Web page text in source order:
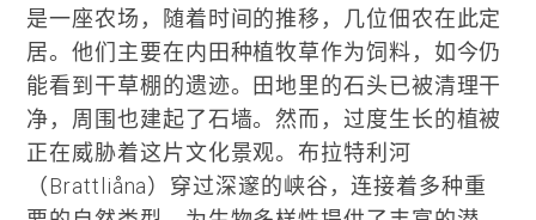
是一座农场，随着时间的推移，几位佃农在此定
居。他们主要在内田种植牧草作为饲料，如今仍
能看到干草棚的遗迹。田地里的石头已被清理干
净，周围也建起了石墙。然而，过度生长的植被
正在威胁着这片文化景观。布拉特利河
（Brattliåna）穿过深邃的峡谷，连接着多种重